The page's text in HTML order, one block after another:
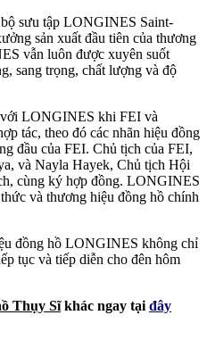
sưu tập LONGINES Saint-
sản xuất đầu tiên của thương
vẫn luôn được xuyên suốt
sang trọng, chất lượng và độ
với LONGINES khi FEI và
tác, theo đó các nhãn hiệu đồng
đầu của FEI. Chủ tịch của FEI,
và Nayla Hayek, Chủ tịch Hội
cùng ký hợp đồng. LONGINES
và thương hiệu đồng hồ chính
đồng hồ LONGINES không chỉ
tục và tiếp diễn cho đên hôm
Thụy Sĩkhác ngay tại đây